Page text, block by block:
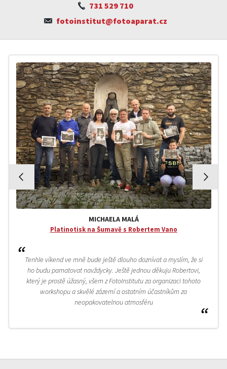
731 529 710
fotoinstitut@fotoaparat.cz
MICHAELA MALÁ
Platinotisk na Šumavě s Robertem Vano
Tenhle víkend ve mně bude ještě dlouho doznívat a myslím, že si
ho budu pamatovat navždycky. Ještě jednou děkuju Robertovi,
který je prostě úžasný, všem z FotoInstitutu za organizaci tohoto
workshopu a skvělé zázemí a ostatním účastníkům za
neopakovatelnou atmosféru